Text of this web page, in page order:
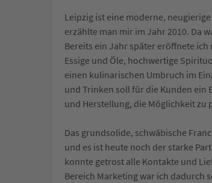
Leipzig ist eine moderne,
erzählte man mir im Jahr 2010. Da
Bereits ein Jahr später eröffnete ich
Essige und Öle, hochwertige
einen kulinarischen Umbruch im
und Trinken soll für die Kunden ein
und Herstellung, die Möglichkeit zu
Das grundsolide, schwäbische
und es ist heute noch der starke
konnte getrost alle Kontakte und
Bereich Marketing war ich dadurch